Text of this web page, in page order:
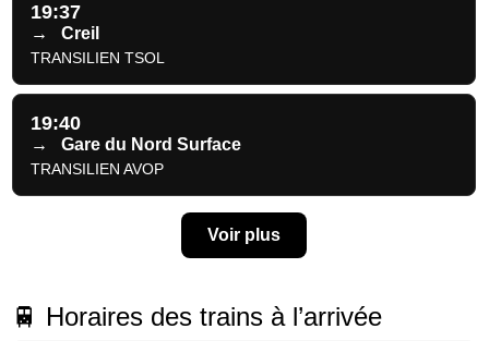
19:37
→ Creil
TRANSILIEN TSOL
19:40
→ Gare du Nord Surface
TRANSILIEN AVOP
Voir plus
🚆 Horaires des trains à l’arrivée